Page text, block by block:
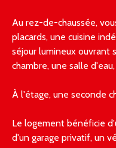
Au rez-de-chaussée,
placards, une cuisine
séjour lumineux ouvrant
chambre, une salle
À l'étage, une seconde
Le logement bénéficie
d'un garage privatif, un